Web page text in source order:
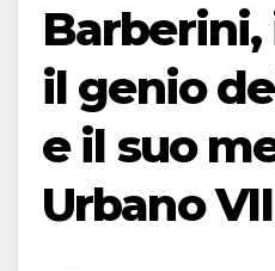
il genio
e il suo
Urbano